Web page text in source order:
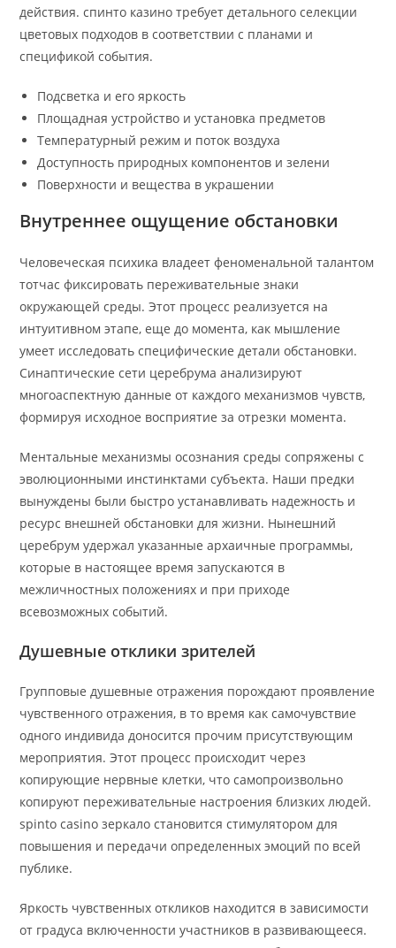
действия. спинто казино требует детального селекции
цветовых подходов в соответствии с планами и
спецификой события.
Подсветка и его яркость
Площадная устройство и установка предметов
Температурный режим и поток воздуха
Доступность природных компонентов и зелени
Поверхности и вещества в украшении
Внутреннее ощущение обстановки
Человеческая психика владеет феноменальной талантом
тотчас фиксировать переживательные знаки
окружающей среды. Этот процесс реализуется на
интуитивном этапе, еще до момента, как мышление
умеет исследовать специфические детали обстановки.
Синаптические сети церебрума анализируют
многоаспектную данные от каждого механизмов чувств,
формируя исходное восприятие за отрезки момента.
Ментальные механизмы осознания среды сопряжены с
эволюционными инстинктами субъекта. Наши предки
вынуждены были быстро устанавливать надежность и
ресурс внешней обстановки для жизни. Нынешний
церебрум удержал указанные архаичные программы,
которые в настоящее время запускаются в
межличностных положениях и при приходе
всевозможных событий.
Душевные отклики зрителей
Групповые душевные отражения порождают проявление
чувственного отражения, в то время как самочувствие
одного индивида доносится прочим присутствующим
мероприятия. Этот процесс происходит через
копирующие нервные клетки, что самопроизвольно
копируют переживательные настроения близких людей.
spinto casino зеркало становится стимулятором для
повышения и передачи определенных эмоций по всей
публике.
Яркость чувственных откликов находится в зависимости
от градуса включенности участников в развивающееся.